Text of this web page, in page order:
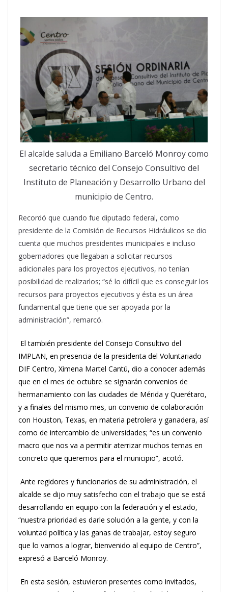
El alcalde saluda a Emiliano Barceló Monroy como
secretario técnico del Consejo Consultivo del
Instituto de Planeación y Desarrollo Urbano del
municipio de Centro.
Recordó que cuando fue diputado federal, como
presidente de la Comisión de Recursos Hidráulicos se dio
cuenta que muchos presidentes municipales e incluso
gobernadores que llegaban a solicitar recursos
adicionales para los proyectos ejecutivos, no tenían
posibilidad de realizarlos; “sé lo difícil que es conseguir los
recursos para proyectos ejecutivos y ésta es un área
fundamental que tiene que ser apoyada por la
administración”, remarcó.
El también presidente del Consejo Consultivo del
IMPLAN, en presencia de la presidenta del Voluntariado
DIF Centro, Ximena Martel Cantú, dio a conocer además
que en el mes de octubre se signarán convenios de
hermanamiento con las ciudades de Mérida y Querétaro,
y a finales del mismo mes, un convenio de colaboración
con Houston, Texas, en materia petrolera y ganadera, así
como de intercambio de universidades; “es un convenio
macro que nos va a permitir aterrizar muchos temas en
concreto que queremos para el municipio”, acotó.
Ante regidores y funcionarios de su administración, el
alcalde se dijo muy satisfecho con el trabajo que se está
desarrollando en equipo con la federación y el estado,
“nuestra prioridad es darle solución a la gente, y con la
voluntad política y las ganas de trabajar, estoy seguro
que lo vamos a lograr, bienvenido al equipo de Centro”,
expresó a Barceló Monroy.
En esta sesión, estuvieron presentes como invitados,